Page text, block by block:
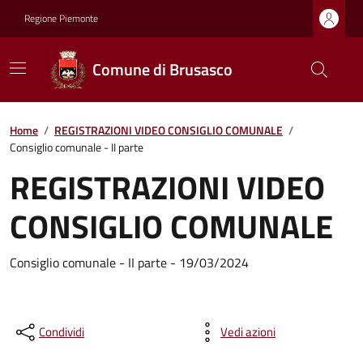
Regione Piemonte
Comune di Brusasco
Home / REGISTRAZIONI VIDEO CONSIGLIO COMUNALE /
Consiglio comunale - II parte
REGISTRAZIONI VIDEO
CONSIGLIO COMUNALE
Consiglio comunale - II parte - 19/03/2024
Condividi Vedi azioni